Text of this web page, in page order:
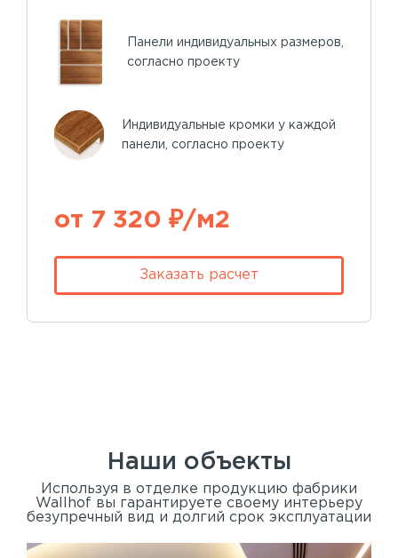
Панели индивидуальных размеров,
согласно проекту
Индивидуальные кромки у каждой
панели, согласно проекту
от 7 320 ₽/м2
Заказать расчет
Наши объекты
Используя в отделке продукцию фабрики
Wallhof вы гарантируете своему интерьеру
безупречный вид и долгий срок эксплуатации